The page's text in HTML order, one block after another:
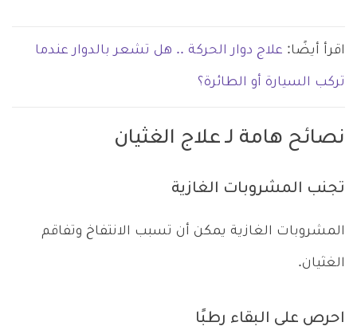
اقرأ أيضًا: علاج دوار الحركة .. هل تشعر بالدوار عندما
تركب السيارة أو الطائرة؟
نصائح هامة لـ علاج الغثيان
تجنب المشروبات الغازية
المشروبات الغازية يمكن أن تسبب الانتفاخ وتفاقم
الغثيان.
احرص على البقاء رطبًا